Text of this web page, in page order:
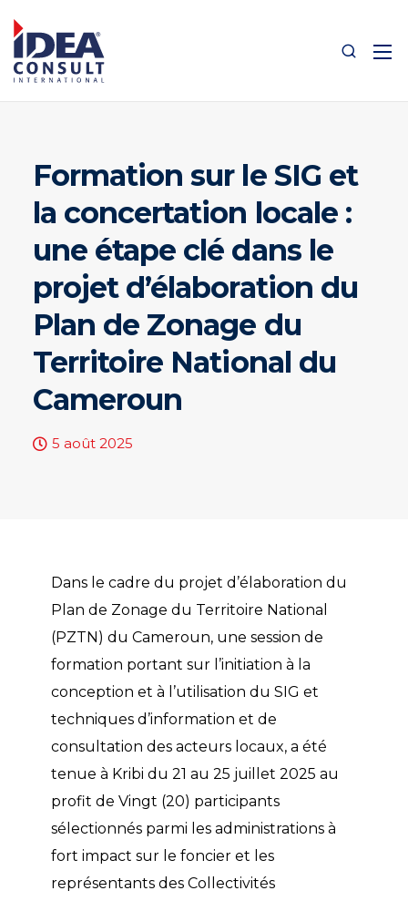
Formation sur le SIG et
la concertation locale :
une étape clé dans le
projet d’élaboration du
Plan de Zonage du
Territoire National du
Cameroun
5 août 2025
Dans le cadre du projet d’élaboration du
Plan de Zonage du Territoire National
(PZTN) du Cameroun, une session de
formation portant sur l’initiation à la
conception et à l’utilisation du SIG et
techniques d’information et de
consultation des acteurs locaux, a été
tenue à Kribi du 21 au 25 juillet 2025 au
profit de Vingt (20) participants
sélectionnés parmi les administrations à
fort impact sur le foncier et les
représentants des Collectivités